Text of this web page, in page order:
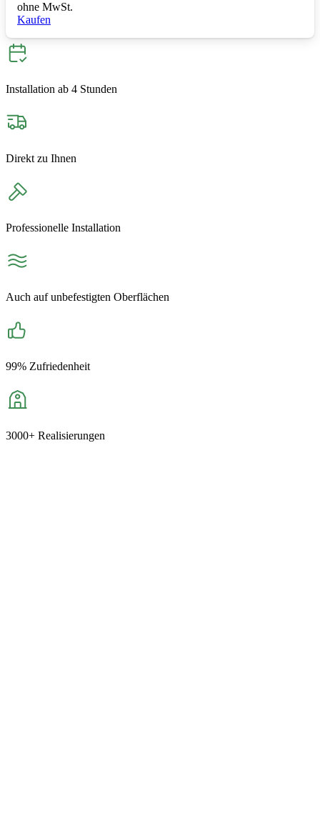
ohne MwSt.
Kaufen
Installation ab 4 Stunden
Direkt zu Ihnen
Professionelle Installation
Auch auf unbefestigten Oberflächen
99% Zufriedenheit
3000+ Realisierungen